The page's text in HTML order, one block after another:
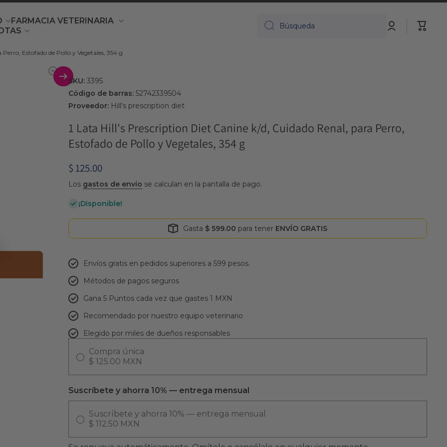
FARMACIA VETERINARIA
Búsqueda
Iniciar
sesión
Carrito
Estofado de Pollo y Vegetales, 354 g
SKU: 3395
Código de barras:52742339504
Proveedor:Hill's prescription diet
1 Lata Hill's Prescription Diet Canine k/d, Cuidado Renal, para Perro,
Estofado de Pollo y Vegetales, 354 g
$ 125.00
Los gastos de envío se calculan en la pantalla de pago.
¡Disponible!
Gasta $ 599.00 para tener ENVÍO GRATIS
Envíos gratis en pedidos superiores a 599 pesos.
Métodos de pagos seguros
Gana 5 Puntos cada vez que gastes 1 MXN
Recomendado por nuestro equipo veterinario
Elegido por miles de dueños responsables
Compra única
$ 125.00 MXN
Suscríbete y ahorra 10% — entrega mensual
Suscríbete y ahorra 10% — entrega mensual
$ 112.50 MXN